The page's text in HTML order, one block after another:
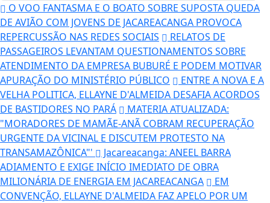
O VOO FANTASMA E O BOATO SOBRE SUPOSTA QUEDA
DE AVIÃO COM JOVENS DE JACAREACANGA PROVOCA
REPERCUSSÃO NAS REDES SOCIAIS
RELATOS DE
PASSAGEIROS LEVANTAM QUESTIONAMENTOS SOBRE
ATENDIMENTO DA EMPRESA BUBURÉ E PODEM MOTIVAR
APURAÇÃO DO MINISTÉRIO PÚBLICO
ENTRE A NOVA E A
VELHA POLITICA, ELLAYNE D'ALMEIDA DESAFIA ACORDOS
DE BASTIDORES NO PARÁ
MATERIA ATUALIZADA:
"MORADORES DE MAMÃE-ANÃ COBRAM RECUPERAÇÃO
URGENTE DA VICINAL E DISCUTEM PROTESTO NA
TRANSAMAZÔNICA"'
Jacareacanga: ANEEL BARRA
ADIAMENTO E EXIGE INÍCIO IMEDIATO DE OBRA
MILIONÁRIA DE ENERGIA EM JACAREACANGA
EM
CONVENÇÃO, ELLAYNE D'ALMEIDA FAZ APELO POR UM